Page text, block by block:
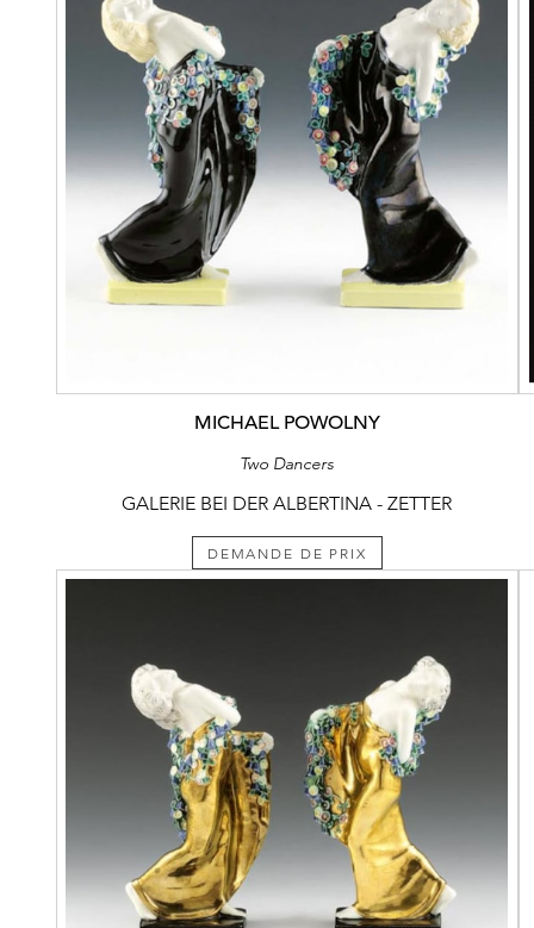
MICHAEL POWOLNY
Two Dancers
GALERIE BEI DER ALBERTINA - ZETTER
DEMANDE DE PRIX